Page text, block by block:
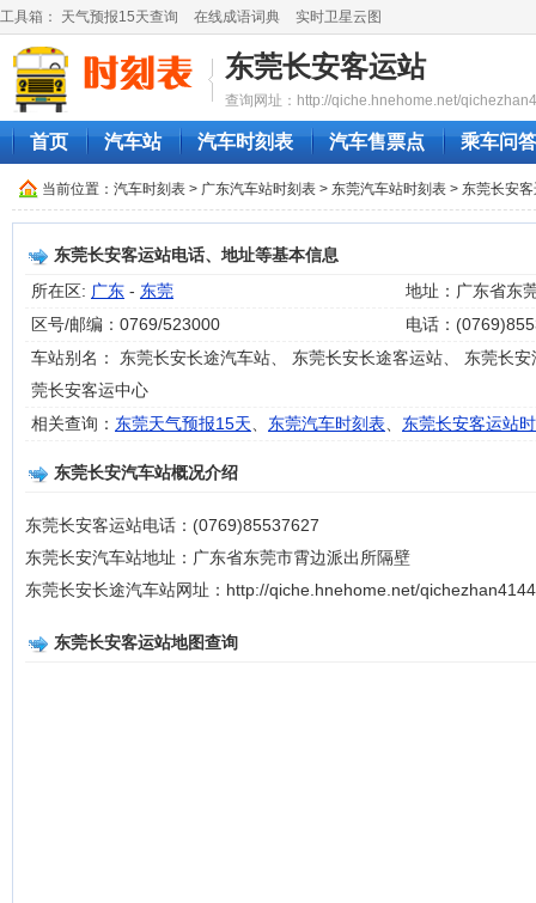
工具箱： 天气预报15天查询 在线成语词典 实时卫星云图
东莞长安客运站
查询网址：http://qiche.hnehome.net/
首页 汽车站 汽车时刻表 汽车售票点 乘车问答
当前位置： 汽车时刻表 > 广东汽车站时刻表 > 东莞汽车站时刻表 > 东莞长安
东莞长安客运站电话、地址等基本信息
所在区: 广东 - 东莞
地址：广东省东
区号/邮编：0769/523000
电话：
车站别名： 东莞长安长途汽车站、 东莞长安长途客运站、 东莞长
莞长安客运中心
相关查询： 东莞天气预报15天 东莞汽车时刻表 东莞长安客运站
东莞长安汽车站概况介绍
东莞长安客运站电话：(0769)85537627
东莞长安汽车站地址：广东省东莞市霄边派出所隔壁
东莞长安长途汽车站网址：http://qiche.hnehome.net/
东莞长安客运站地图查询